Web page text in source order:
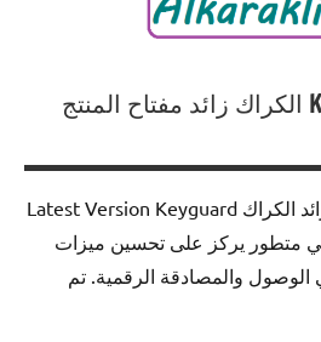
Keyguard 2025.10.15 الكراك زائد مفتاح المنتج
Keyguard 2025.10.15 زائد الكراك Latest Version Keyguard
برمجي متطور يركز على تحسين ميزات
والمصادقة الرقمية. تم